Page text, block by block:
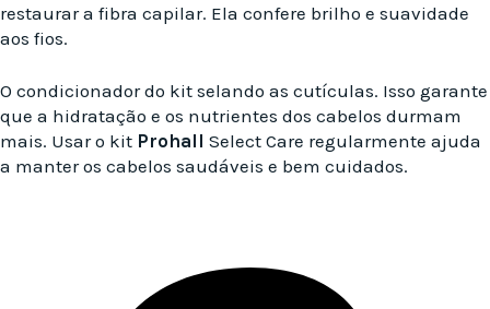
restaurar a fibra capilar. Ela confere brilho e suavidade
aos fios.
O condicionador do kit selando as cutículas. Isso garante
que a hidratação e os nutrientes dos cabelos durmam
mais. Usar o kit Prohall Select Care regularmente ajuda
a manter os cabelos saudáveis e bem cuidados.